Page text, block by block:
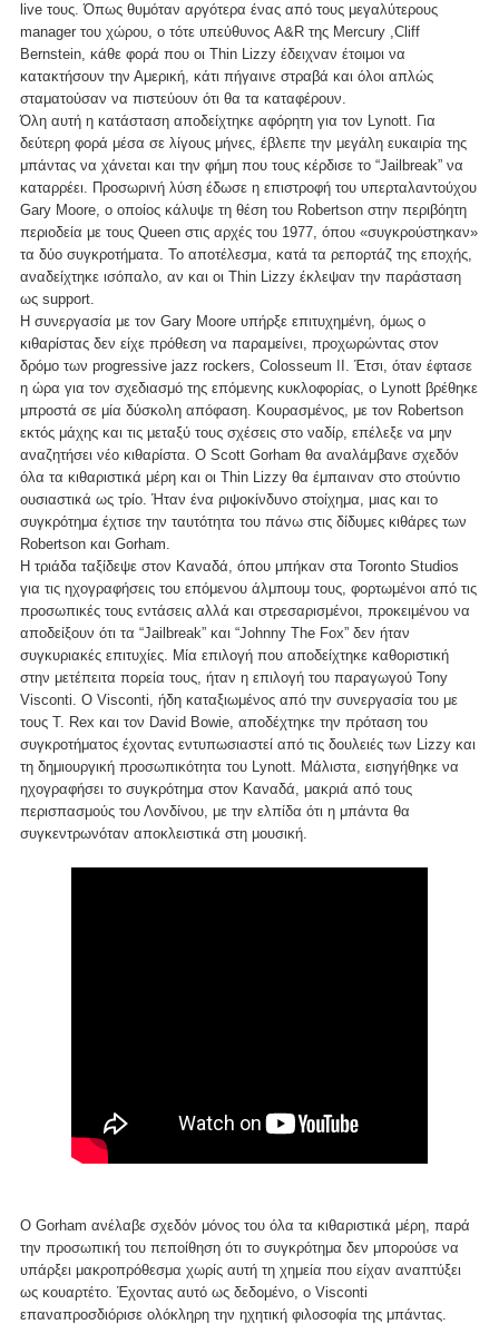
live τους. Όπως θυμόταν αργότερα ένας από τους μεγαλύτερους
manager του χώρου, ο τότε υπεύθυνος A&R της Mercury ,Cliff
Bernstein, κάθε φορά που οι Thin Lizzy έδειχναν έτοιμοι να
κατακτήσουν την Αμερική, κάτι πήγαινε στραβά και όλοι απλώς
σταματούσαν να πιστεύουν ότι θα τα καταφέρουν.
Όλη αυτή η κατάσταση αποδείχτηκε αφόρητη για τον Lynott. Για
δεύτερη φορά μέσα σε λίγους μήνες, έβλεπε την μεγάλη ευκαιρία της
μπάντας να χάνεται και την φήμη που τους κέρδισε το “Jailbreak” να
καταρρέει. Προσωρινή λύση έδωσε η επιστροφή του υπερταλαντούχου
Gary Moore, ο οποίος κάλυψε τη θέση του Robertson στην περιβόητη
περιοδεία με τους Queen στις αρχές του 1977, όπου «συγκρούστηκαν»
τα δύο συγκροτήματα. Το αποτέλεσμα, κατά τα ρεπορτάζ της εποχής,
αναδείχτηκε ισόπαλο, αν και οι Thin Lizzy έκλεψαν την παράσταση
ως support.
Η συνεργασία με τον Gary Moore υπήρξε επιτυχημένη, όμως ο
κιθαρίστας δεν είχε πρόθεση να παραμείνει, προχωρώντας στον
δρόμο των progressive jazz rockers, Colosseum II. Έτσι, όταν έφτασε
η ώρα για τον σχεδιασμό της επόμενης κυκλοφορίας, ο Lynott βρέθηκε
μπροστά σε μία δύσκολη απόφαση. Κουρασμένος, με τον Robertson
εκτός μάχης και τις μεταξύ τους σχέσεις στο ναδίρ, επέλεξε να μην
αναζητήσει νέο κιθαρίστα. Ο Scott Gorham θα αναλάμβανε σχεδόν
όλα τα κιθαριστικά μέρη και οι Thin Lizzy θα έμπαιναν στο στούντιο
ουσιαστικά ως τρίο. Ήταν ένα ριψοκίνδυνο στοίχημα, μιας και το
συγκρότημα έχτισε την ταυτότητα του πάνω στις δίδυμες κιθάρες των
Robertson και Gorham.
Η τριάδα ταξίδεψε στον Καναδά, όπου μπήκαν στα Toronto Studios
για τις ηχογραφήσεις του επόμενου άλμπουμ τους, φορτωμένοι από τις
προσωπικές τους εντάσεις αλλά και στρεσαρισμένοι, προκειμένου να
αποδείξουν ότι τα “Jailbreak” και “Johnny The Fox” δεν ήταν
συγκυριακές επιτυχίες. Μία επιλογή που αποδείχτηκε καθοριστική
στην μετέπειτα πορεία τους, ήταν η επιλογή του παραγωγού Tony
Visconti. O Visconti, ήδη καταξιωμένος από την συνεργασία του με
τους T. Rex και τον David Bowie, αποδέχτηκε την πρόταση του
συγκροτήματος έχοντας εντυπωσιαστεί από τις δουλειές των Lizzy και
τη δημιουργική προσωπικότητα του Lynott. Μάλιστα, εισηγήθηκε να
ηχογραφήσει το συγκρότημα στον Καναδά, μακριά από τους
περισπασμούς του Λονδίνου, με την ελπίδα ότι η μπάντα θα
συγκεντρωνόταν αποκλειστικά στη μουσική.
Ο Gorham ανέλαβε σχεδόν μόνος του όλα τα κιθαριστικά μέρη, παρά
την προσωπική του πεποίθηση ότι το συγκρότημα δεν μπορούσε να
υπάρξει μακροπρόθεσμα χωρίς αυτή τη χημεία που είχαν αναπτύξει
ως κουαρτέτο. Έχοντας αυτό ως δεδομένο, ο Visconti
επαναπροσδιόρισε ολόκληρη την ηχητική φιλοσοφία της μπάντας.